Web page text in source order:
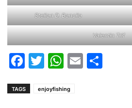
Stelian D. Bancila
Valentin Trif
Facebook
Twitter
WhatsApp
Email
TAGS enjoyfishing